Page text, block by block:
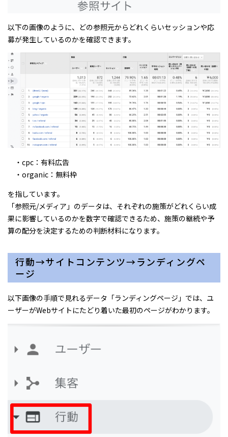
以下の画像のように、どの参照元からどれくらいセッションや応
募が発生しているのかを確認できます。
・cpc：有料広告
・organic：無料枠
を指しています。
「参照元/メディア」のデータは、それぞれの施策がどれくらい成
果に影響しているのかを数字で確認できるため、施策の継続や予
算の配分を決定するための判断材料になります。
行動→サイトコンテンツ→ランディングペ
ージ
以下画像の手順で見れるデータ「ランディングページ」では、ユ
ーザーがWebサイトにたどり着いた最初のページがわかります。